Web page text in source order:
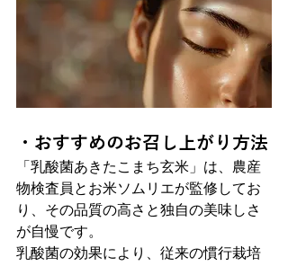
・おすすめのお召し上がり方法
「乳酸菌あきたこまち玄米」は、農産
物検査員とお米ソムリエが監修してお
り、その品質の高さと独自の美味しさ
が自慢です。
乳酸菌の効果により、従来の慣行栽培